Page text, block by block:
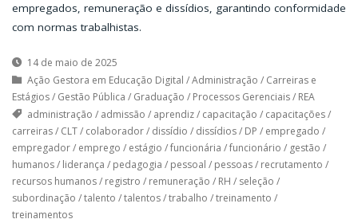
empregados, remuneração e dissídios, garantindo conformidade
com normas trabalhistas.
14 de maio de 2025
Ação Gestora em Educação Digital /Administração / Carreiras e
Estágios/ Gestão Pública / Graduação / Processos Gerenciais/ REA
administração / admissão / aprendiz/ capacitação / capacitações/
carreiras/ CLT/ colaborador/ dissídio / dissídios/ DP / empregado /
empregador/ emprego / estágio /funcionária /funcionário / gestão /
humanos/ liderança / pedagogia / pessoal / pessoas/ recrutamento /
recursos humanos/ registro / remuneração / RH / seleção /
subordinação /talento /talentos/trabalho /treinamento /
treinamentos